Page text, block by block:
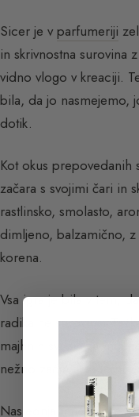
Sicer je v parfumeriji
in skrivnostna surovina
vidno vlogo v kreaciji.
bila, da jo nasmejemo,
dotik.
Kot okus prepovedanih
začara s svojimi čari in
rastlinsko, smolasto,
dimljeno, balzamično,
korena.
Vsa igra je bila v tem,
radikalne surovine.
majhnih svežih sadnih
nežno začinjenih (črni
Naslednja infleksija je